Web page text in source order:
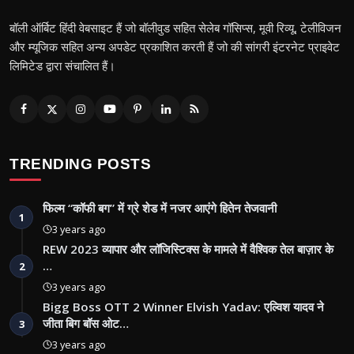
बॉली ऑर्बिट हिंदी वेबसाइट हैं जो बॉलीवुड सहित सेलेब गॉसिप्स, मूवी रिव्यू, टेलीविजन
और म्यूजिक सहित अन्य अपडेट प्रकाशित करती हैं जो की सांगरी इंटरनेट प्राइवेट
लिमिटेड द्वारा संचालित हैं।
TRENDING POSTS
1
फिल्म “कॉफी बग” में ग्रे शेड में नजर आएंगे हितेन तेजवानी
3 years ago
2
REW 2023 व्यापार और लॉजिस्टिक्स के मामले में वैश्विक तेल बाज़ार के
…
3 years ago
3
Bigg Boss OTT 2 Winner Elvish Yadav: एल्विश यादव ने
जीता बिग बॉस ओट…
3 years ago